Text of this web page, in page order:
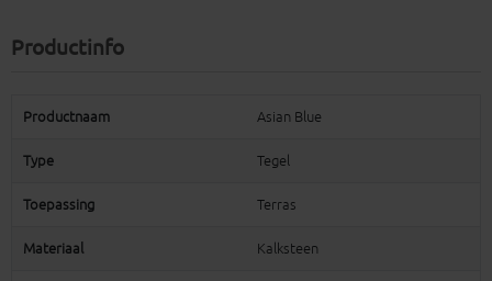
Productinfo
Productnaam Asian Blue
Type Tegel
Toepassing Terras
Materiaal Kalksteen